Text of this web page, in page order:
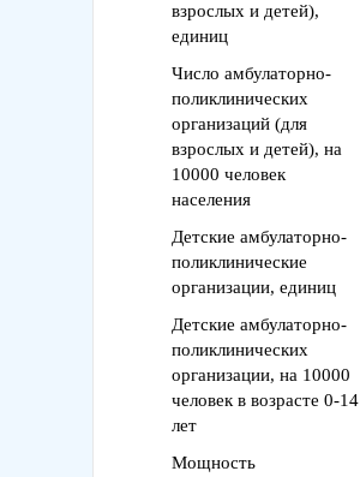
взрослых и детей),
единиц
Число амбулаторно-
поликлинических
организаций (для
взрослых и детей), на
10000 человек
населения
Детские амбулаторно-
поликлинические
организации, единиц
Детские амбулаторно-
поликлинических
организации, на 10000
человек в возрасте 0-14
лет
Мощность